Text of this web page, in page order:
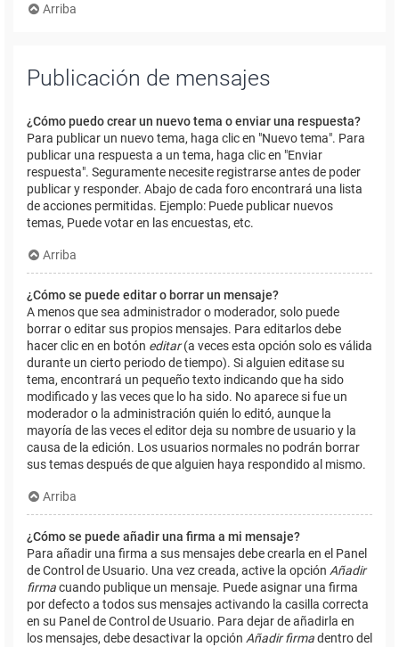
Arriba
Publicación de mensajes
¿Cómo puedo crear un nuevo tema o enviar una respuesta?
Para publicar un nuevo tema, haga clic en "Nuevo tema". Para
publicar una respuesta a un tema, haga clic en "Enviar
respuesta". Seguramente necesite registrarse antes de poder
publicar y responder. Abajo de cada foro encontrará una lista
de acciones permitidas. Ejemplo: Puede publicar nuevos
temas, Puede votar en las encuestas, etc.
Arriba
¿Cómo se puede editar o borrar un mensaje?
A menos que sea administrador o moderador, solo puede
borrar o editar sus propios mensajes. Para editarlos debe
hacer clic en en botón editar(a veces esta opción solo es válida
durante un cierto periodo de tiempo). Si alguien editase su
tema, encontrará un pequeño texto indicando que ha sido
modificado y las veces que lo ha sido. No aparece si fue un
moderador o la administración quién lo editó, aunque la
mayoría de las veces el editor deja su nombre de usuario y la
causa de la edición. Los usuarios normales no podrán borrar
sus temas después de que alguien haya respondido al mismo.
Arriba
¿Cómo se puede añadir una firma a mi mensaje?
Para añadir una firma a sus mensajes debe crearla en el Panel
de Control de Usuario. Una vez creada, active la opción Añadir
firmacuando publique un mensaje. Puede asignar una firma
por defecto a todos sus mensajes activando la casilla correcta
en su Panel de Control de Usuario. Para dejar de añadirla en
los mensajes, debe desactivar la opción Añadir firmadentro del